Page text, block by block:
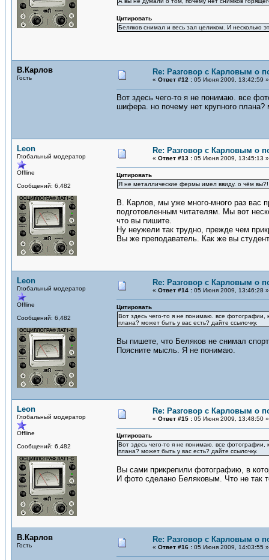
Цитировать
Беляков снимал и весь зал целиком. И несколько
В.Карлов
Гость
Re: Разговор с Карловым о
« Ответ #12 : 05 Июня 2009, 13:42:59 »
Вот здесь чего-то я не понимаю. все
шифера. но почему нет крупного
Leon
Глобальный модератор
Offline
Сообщений: 6,482
Re: Разговор с Карловым о
« Ответ #13 : 05 Июня 2009, 13:45:13 »
Цитировать
Я не металлические фермы имел ввиду. о чём вы?!
В. Карлов, мы уже много-много раз вас
подготовленным читателям. Мы вот
что вы пишите.
Ну неужели так трудно, прежде чем
Вы же преподаватель. Как же вы
Leon
Глобальный модератор
Offline
Сообщений: 6,482
Re: Разговор с Карловым о
« Ответ #14 : 05 Июня 2009, 13:46:28 »
Цитировать
Вот здесь чего-то я не понимаю. все фотографии,
плана? может быть у вас есть? дайте ссылочку.
Вы пишете, что Беляков не снимал
Поясните мысль. Я не понимаю.
Leon
Глобальный модератор
Offline
Сообщений: 6,482
Re: Разговор с Карловым о
« Ответ #15 : 05 Июня 2009, 13:48:50 »
Цитировать
Вот здесь чего-то я не понимаю. все фотографии,
плана? может быть у вас есть? дайте ссылочку.
Вы сами прикрепили фотографию, в
И фото сделано Беляковым. Что не так
В.Карлов
Гость
Re: Разговор с Карловым о
« Ответ #16 : 05 Июня 2009, 14:03:55 »